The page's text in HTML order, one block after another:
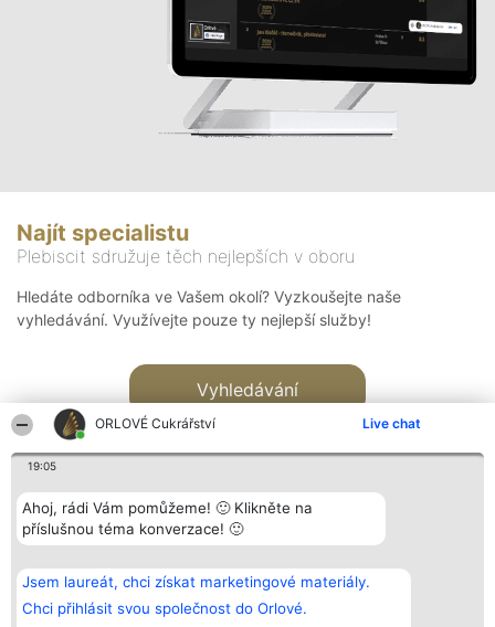
ORLOVÉ Cukrářství Live chat
19:05
Ahoj, rádi Vám pomůžeme! 🙂 Klikněte na
příslušnou téma konverzace! 🙂
Jsem laureát, chci získat marketingové materiály.
Chci přihlásit svou společnost do Orlové.
Najít specialistu
Plebiscit sdružuje těch nejlepších v oboru
Hledáte odborníka ve Vašem okolí? Vyzkoušejte naše
vyhledávání. Využívejte pouze ty nejlepší služby!
Vyhledávání
Bright Side Solutions sp. z o.
o. sp. k.
ul. Ruska 22
Wrocław 50-079
Vítězové
Seznam všech
laureátů
Zásady
Kontakt